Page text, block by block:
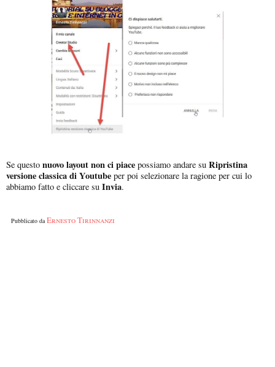
Se questo nuovo layout non ci piace possiamo andare su Ripristina
versione classica di Youtube per poi selezionare la ragione per cui lo
abbiamo fatto e cliccare su Invia.
Pubblicato daErnesto Tirinnanzi